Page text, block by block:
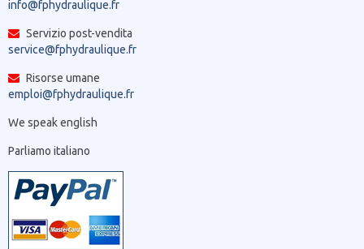
info@fphydraulique.fr
Servizio post-vendita
service@fphydraulique.fr
Risorse umane
emploi@fphydraulique.fr
We speak english
Parliamo italiano